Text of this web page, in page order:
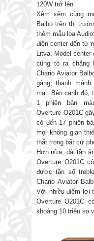
120W trở lên.
Xêm xêm cùng
Balbo trên thị
thêm mẫu loa
điện center đến từ
Litva. Model
cũng tỏ ra
Chario Aviator
gàng, thanh
mại. Bên cạnh đó,
1 phiên bản
Overture O201C
có đến 17 phiên
mọi không gian
thất trong bất cứ
Hơn nữa, dải tần
Overture O201C
được tần số
Chario Aviator
Với nhiều điểm lợi
Overture O201C
khoảng 10 triệu so